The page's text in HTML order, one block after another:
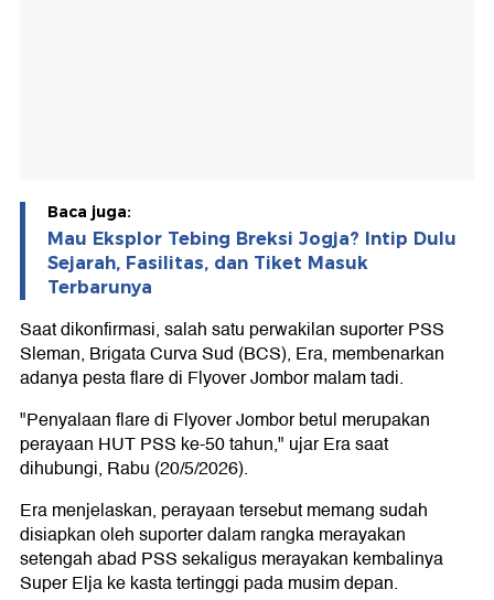
Baca juga:
Mau Eksplor Tebing Breksi Jogja? Intip Dulu
Sejarah, Fasilitas, dan Tiket Masuk
Terbarunya
Saat dikonfirmasi, salah satu perwakilan suporter PSS
Sleman, Brigata Curva Sud (BCS), Era, membenarkan
adanya pesta flare di Flyover Jombor malam tadi.
"Penyalaan flare di Flyover Jombor betul merupakan
perayaan HUT PSS ke-50 tahun," ujar Era saat
dihubungi, Rabu (20/5/2026).
Era menjelaskan, perayaan tersebut memang sudah
disiapkan oleh suporter dalam rangka merayakan
setengah abad PSS sekaligus merayakan kembalinya
Super Elja ke kasta tertinggi pada musim depan.